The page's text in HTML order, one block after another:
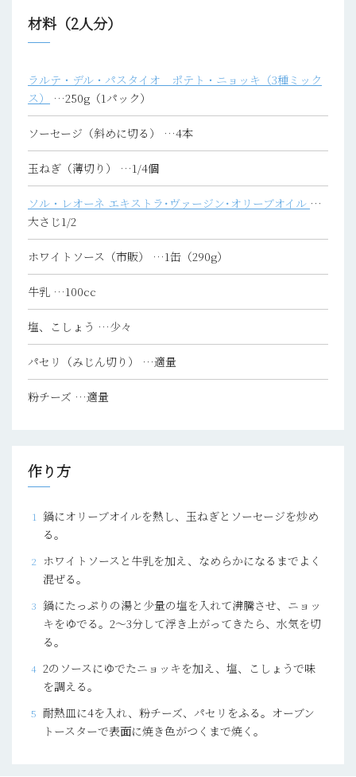
材料（2人分）
ラルテ・デル・パスタイオ ポテト・ニョッキ（3種ミック
ス）
…250g（1パック）
ソーセージ（斜めに切る） …4本
玉ねぎ（薄切り） …1/4個
ソル・レオーネ エキストラ･ヴァージン･オリーブオイル …
大さじ1/2
ホワイトソース（市販） …1缶（290g）
牛乳 …100cc
塩、こしょう …少々
パセリ（みじん切り） …適量
粉チーズ …適量
作り方
鍋にオリーブオイルを熱し、玉ねぎとソーセージを炒め
る。
ホワイトソースと牛乳を加え、なめらかになるまでよく
混ぜる。
鍋にたっぷりの湯と少量の塩を入れて沸騰させ、ニョッ
キをゆでる。2～3分して浮き上がってきたら、水気を切
る。
2のソースにゆでたニョッキを加え、塩、こしょうで味
を調える。
耐熱皿に4を入れ、粉チーズ、パセリをふる。オーブン
トースターで表面に焼き色がつくまで焼く。